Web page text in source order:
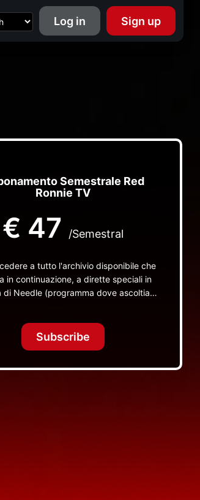
Log in Sign up
Semestrale Red
Ronnie TV
€ 47 /Semestral
a tutto l'archivio disponibile che
in continuazione, a dirette speciali in
di Needle (programma dove ascoltiamo
non visibili da nessuna altra parte
Subscribe